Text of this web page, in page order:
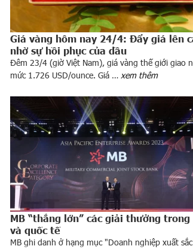
Giá vàng hôm nay 24/4: Đẩy giá lên
nhờ sự hồi phục của dầu
Đêm 23/4 (giờ Việt Nam), giá vàng thế giới giao
mức 1.726 USD/ounce. Giá … xem thêm
MB “thắng lớn” các giải thưởng trong
và quốc tế
MB ghi danh ở hạng mục "Doanh nghiệp xuất